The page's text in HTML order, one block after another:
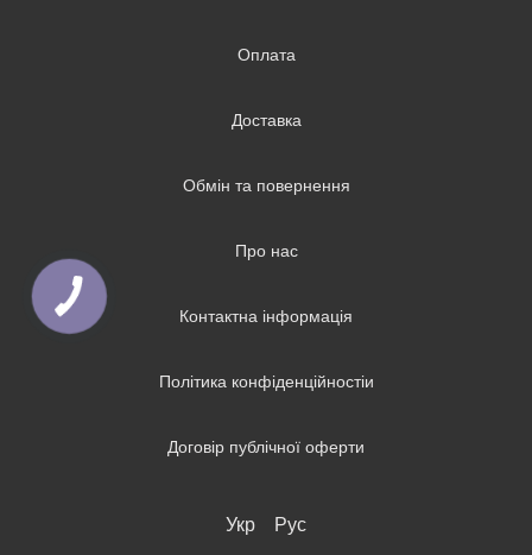
Оплата
Доставка
Обмін та повернення
Про нас
Контактна інформація
Політика конфіденційностіи
Договір публічної оферти
Укр Рус